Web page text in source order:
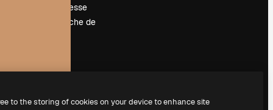
Salle de presse
À la recherche de
to the storing of cookies on your device to enhance site